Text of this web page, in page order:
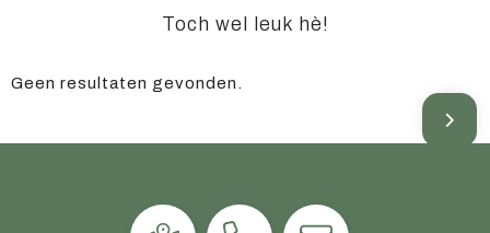
Toch wel leuk hè!
Geen resultaten gevonden.